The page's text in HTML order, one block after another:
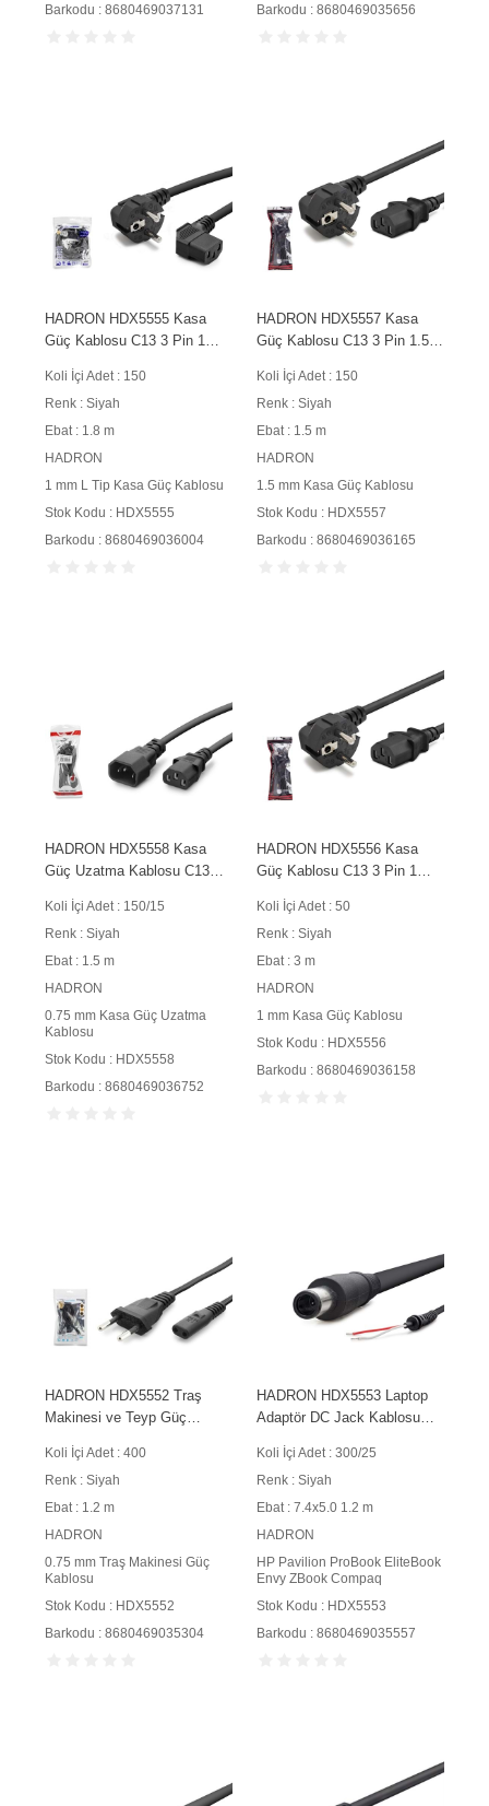
Barkodu : 8680469037131
Barkodu : 8680469035656
HADRON HDX5555 Kasa
Güç Kablosu C13 3 Pin 1
Koli İçi Adet : 150
Renk : Siyah
Ebat : 1.8 m
HADRON
1 mm L Tip Kasa Güç Kablosu
Stok Kodu : HDX5555
Barkodu : 8680469036004
HADRON HDX5557 Kasa
Güç Kablosu C13 3 Pin 1.5
Koli İçi Adet : 150
Renk : Siyah
Ebat : 1.5 m
HADRON
1.5 mm Kasa Güç Kablosu
Stok Kodu : HDX5557
Barkodu : 8680469036165
HADRON HDX5558 Kasa
Güç Uzatma Kablosu C13
m Siyah
Koli İçi Adet : 150/15
Renk : Siyah
Ebat : 1.5 m
HADRON
0.75 mm Kasa Güç Uzatma
Kablosu
Stok Kodu : HDX5558
Barkodu : 8680469036752
HADRON HDX5556 Kasa
Güç Kablosu C13 3 Pin 1
Koli İçi Adet : 50
Renk : Siyah
Ebat : 3 m
HADRON
1 mm Kasa Güç Kablosu
Stok Kodu : HDX5556
Barkodu : 8680469036158
HADRON HDX5552 Traş
Makinesi ve Teyp Güç
500W 1.2 m Siyah
Koli İçi Adet : 400
Renk : Siyah
Ebat : 1.2 m
HADRON
0.75 mm Traş Makinesi Güç
Kablosu
Stok Kodu : HDX5552
Barkodu : 8680469035304
HADRON HDX5553 Laptop
Adaptör DC Jack Kablosu
Siyah
Koli İçi Adet : 300/25
Renk : Siyah
Ebat : 7.4x5.0 1.2 m
HADRON
HP Pavilion ProBook EliteBook
Envy ZBook Compaq
Stok Kodu : HDX5553
Barkodu : 8680469035557